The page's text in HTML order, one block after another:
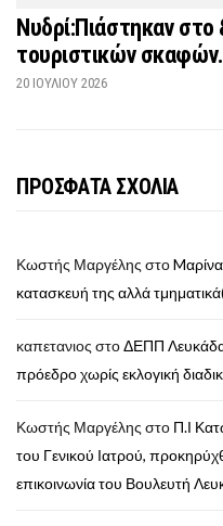
Νυδρί:Πιάστηκαν στο
τουριστικών σκαφών.
20 ΙΟΥΛΊΟΥ 2026
ΠΡΟΣΦΑΤΑ ΣΧΟΛΙΑ
Κωστής Μαργέλης στο
κατασκευή της αλλά
καπετανιος στοΔΕΠΠ
πρόεδρο χωρίς εκλογική
Κωστής Μαργέλης στο Π.Ι
του Γενικού Ιατρού,
επικοινωνία του Βουλευτή